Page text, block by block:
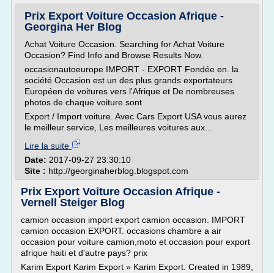
Prix Export Voiture Occasion Afrique -
Georgina Her Blog
Achat Voiture Occasion. Searching for Achat Voiture
Occasion? Find Info and Browse Results Now.
occasionautoeurope IMPORT - EXPORT Fondée en. la
société Occasion est un des plus grands exportateurs
Européen de voitures vers l'Afrique et De nombreuses
photos de chaque voiture sont
Export / Import voiture. Avec Cars Export USA vous aurez
le meilleur service, Les meilleures voitures aux...
Lire la suite
Date: 2017-09-27 23:30:10
Site : http://georginaherblog.blogspot.com
Prix Export Voiture Occasion Afrique -
Vernell Steiger Blog
camion occasion import export camion occasion. IMPORT
camion occasion EXPORT. occasions chambre a air
occasion pour voiture camion,moto et occasion pour export
afrique haiti et d'autre pays? prix
Karim Export Karim Export » Karim Export. Created in 1989,